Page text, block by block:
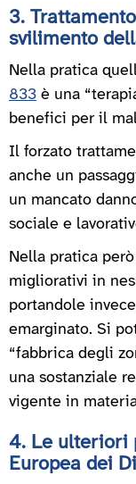
3.
svilimento
Nella pratica
833 è una
benefici per il
Il forzato
anche un
un mancato
sociale e
Nella pratica
migliorativi in
portandole
emarginato. Si
“fabbrica degli
una sostanziale
vigente in
4. Le ulteriori
Europea dei